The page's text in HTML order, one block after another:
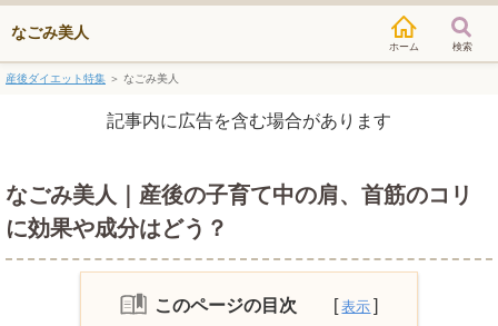
なごみ美人
検索
産後ダイエット特集 ＞ なごみ美人
記事内に広告を含む場合があります
なごみ美人｜産後の子育て中の肩、首筋のコリ
に効果や成分はどう？
このページの目次